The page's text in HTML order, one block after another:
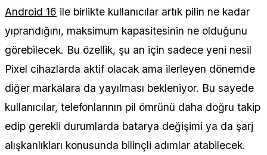
Android 16 ile birlikte kullanıcılar artık pilin ne kadar
yıprandığını, maksimum kapasitesinin ne olduğunu
görebilecek. Bu özellik, şu an için sadece yeni nesil
Pixel cihazlarda aktif olacak ama ilerleyen dönemde
diğer markalara da yayılması bekleniyor. Bu sayede
kullanıcılar, telefonlarının pil ömrünü daha doğru takip
edip gerekli durumlarda batarya değişimi ya da şarj
alışkanlıkları konusunda bilinçli adımlar atabilecek.